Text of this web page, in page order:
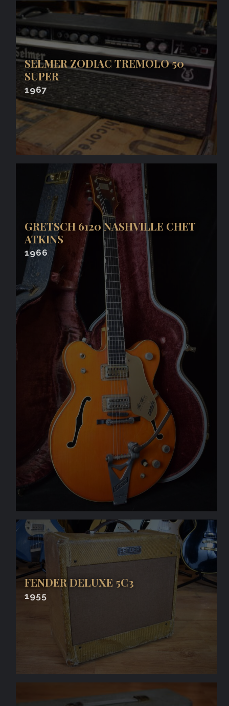
SELMER ZODIAC TREMOLO 50
SUPER
1967
GRETSCH 6120 NASHVILLE CHET
ATKINS
1966
FENDER DELUXE 5C3
1955